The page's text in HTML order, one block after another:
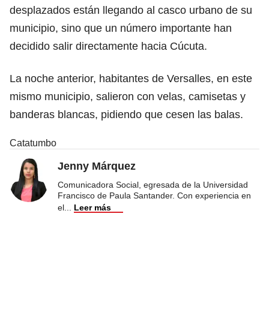
desplazados están llegando al casco urbano de su
municipio, sino que un número importante han
decidido salir directamente hacia Cúcuta.
La noche anterior, habitantes de Versalles, en este
mismo municipio, salieron con velas, camisetas y
banderas blancas, pidiendo que cesen las balas.
Catatumbo
Jenny Márquez
Comunicadora Social, egresada de la Universidad
Francisco de Paula Santander. Con experiencia en
el
Leer más